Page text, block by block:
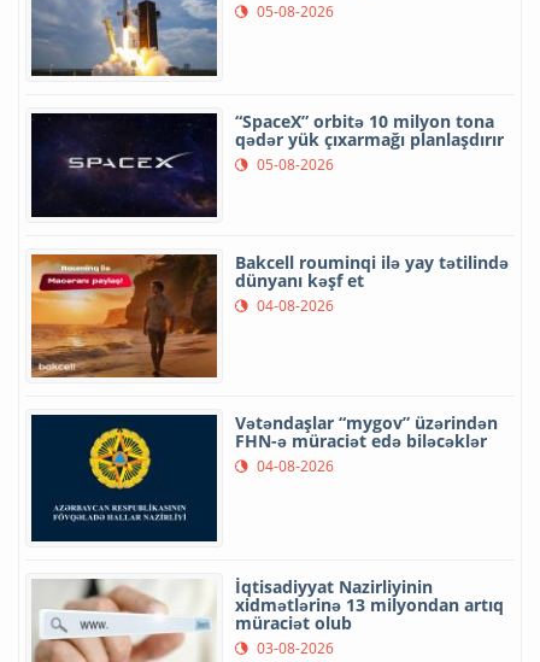
05-08-2026
“SpaceX” orbitə 10 milyon tona
qədər yük çıxarmağı planlaşdırır
05-08-2026
Bakcell rouminqi ilə yay tətilində
dünyanı kəşf et
04-08-2026
Vətəndaşlar “mygov” üzərindən
FHN-ə müraciət edə biləcəklər
04-08-2026
İqtisadiyyat Nazirliyinin
xidmətlərinə 13 milyondan artıq
müraciət olub
03-08-2026